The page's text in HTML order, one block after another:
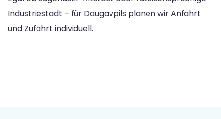
Industriestadt – für Daugavpils planen wir Anfahrt
und Zufahrt individuell.